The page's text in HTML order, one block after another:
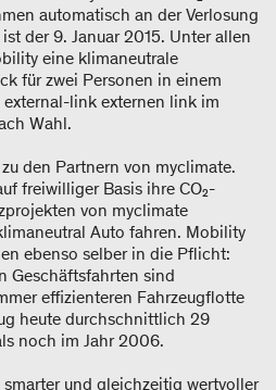
automatisch an der Verlosung
der 9. Januar 2015. Unter allen
eine klimaneutrale
für zwei Personen in einem
link externen link im
Wahl.
den Partnern von myclimate.
freiwilliger Basis ihre CO₂-
von myclimate
Auto fahren. Mobility
ebenso selber in die Pflicht:
Geschäftsfahrten sind
effizienteren Fahrzeugflotte
heute durchschnittlich 29
noch im Jahr 2006.
und gleichzeitig wertvoller